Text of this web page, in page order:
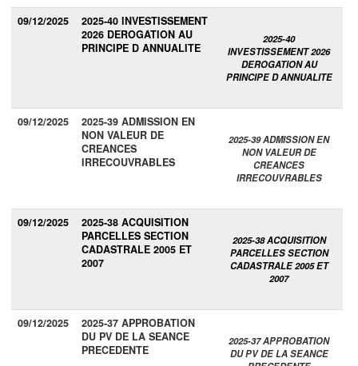
09/12/2025
2025-40 INVESTISSEMENT
2026 DEROGATION AU
PRINCIPE D ANNUALITE
2025-40
INVESTISSEMENT 2026
DEROGATION AU
PRINCIPE D ANNUALITE
09/12/2025
2025-39 ADMISSION EN
NON VALEUR DE
CREANCES
IRRECOUVRABLES
2025-39 ADMISSION EN
NON VALEUR DE
CREANCES
IRRECOUVRABLES
09/12/2025
2025-38 ACQUISITION
PARCELLES SECTION
CADASTRALE 2005 ET
2007
2025-38 ACQUISITION
PARCELLES SECTION
CADASTRALE 2005 ET
2007
09/12/2025
2025-37 APPROBATION
DU PV DE LA SEANCE
PRECEDENTE
2025-37 APPROBATION
DU PV DE LA SEANCE